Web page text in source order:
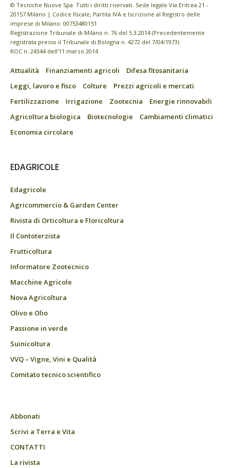
© Tecniche Nuove Spa. Tutti i diritti riservati. Sede legale Via Eritrea 21 -
20157 Milano | Codice fiscale, Partita IVA e Iscrizione al Registro delle
imprese di Milano: 00753480151
Registrazione Tribunale di Milano n. 76 del 5.3.2014 (Precedentemente
registrata presso il Tribunale di Bologna n. 4272 del 7/04/1973)
ROC n. 24344 dell’11 marzo 2014
Attualità Finanziamenti agricoli
Difesa fitosanitaria
Leggi, lavoro e fisco
Colture
Prezzi agricoli e mercati
Fertilizzazione
Irrigazione Zootecnia
Energie rinnovabili
Agricoltura biologica
Biotecnologie
Cambiamenti climatici
Economia circolare
EDAGRICOLE
Edagricole
Agricommercio & Garden Center
Rivista di Orticoltura e Floricoltura
Il Contoterzista
Frutticoltura
Informatore Zootecnico
Macchine Agricole
Nova Agricoltura
Olivo e Olio
Passione in verde
Suinicoltura
VVQ – Vigne, Vini e Qualità
Comitato tecnico scientifico
Abbonati
Scrivi a Terra e Vita
CONTATTI
La rivista